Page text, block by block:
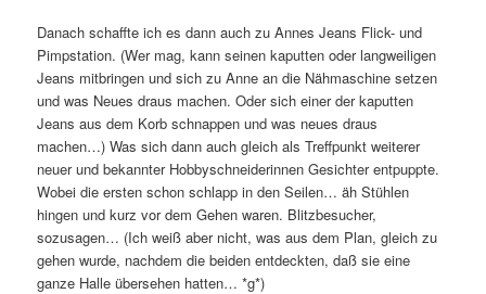
Danach schaffte ich es dann auch zu Annes Jeans Flick- und
Pimpstation. (Wer mag, kann seinen kaputten oder langweiligen
Jeans mitbringen und sich zu Anne an die Nähmaschine setzen
und was Neues draus machen. Oder sich einer der kaputten
Jeans aus dem Korb schnappen und was neues draus
machen…) Was sich dann auch gleich als Treffpunkt weiterer
neuer und bekannter Hobbyschneiderinnen Gesichter entpuppte.
Wobei die ersten schon schlapp in den Seilen… äh Stühlen
hingen und kurz vor dem Gehen waren. Blitzbesucher,
sozusagen… (Ich weiß aber nicht, was aus dem Plan, gleich zu
gehen wurde, nachdem die beiden entdeckten, daß sie eine
ganze Halle übersehen hatten… *g*)